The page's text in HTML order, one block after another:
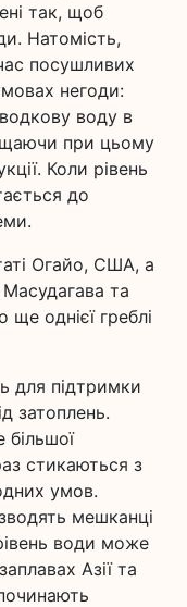
так, щоб
Натомість,
посушливих
негоди:
воду в
при цьому
Коли рівень
до
Огайо, США, а
та
ще однієї греблі
для підтримки
затоплень.
більшої
стикаються з
умов.
мешканці
води може
Азії та